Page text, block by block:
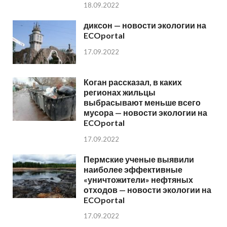
18.09.2022
диксон — новости экологии на
ECOportal
17.09.2022
Коган рассказал, в каких
регионах жильцы
выбрасывают меньше всего
мусора — новости экологии на
ECOportal
17.09.2022
Пермские ученые выявили
наиболее эффективные
«уничтожители» нефтяных
отходов — новости экологии на
ECOportal
17.09.2022